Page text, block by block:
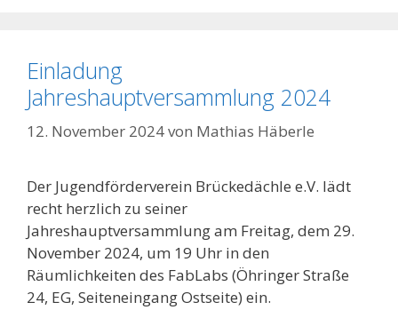
Einladung
Jahreshauptversammlung 2024
12. November 2024von Mathias Häberle
Der Jugendförderverein Brückedächle e.V. lädt
recht herzlich zu seiner
Jahreshauptversammlung am Freitag, dem 29.
November 2024, um 19 Uhr in den
Räumlichkeiten des FabLabs (Öhringer Straße
24, EG, Seiteneingang Ostseite) ein.